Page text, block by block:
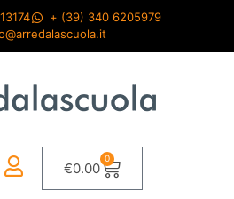
+ (39) 340 6205979
€0.00
0